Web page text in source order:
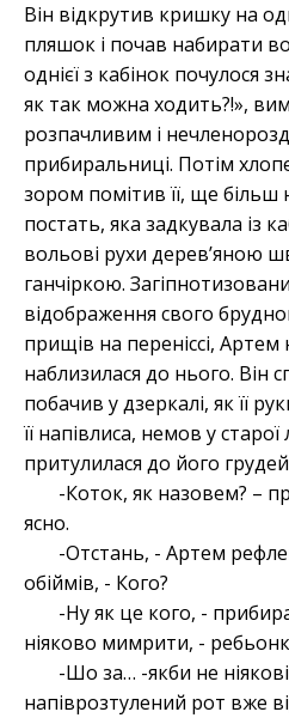
Він відкрутив кришку на
пляшок і почав набирати
однієї з кабінок почулося
як так можна ходить?!»,
розпачливим і
прибиральниці. Потім
зором помітив її, ще більш
постать, яка задкувала із
вольові рухи дерев’яною
ганчіркою.
відображення свого
прищів на переніссі,
наблизилася до нього. Він
побачив у дзеркалі, як її
її напівлиса, немов у
притулилася до його
-Коток, як назовем? –
ясно.
-Отстань, - Артем
обіймів, - Кого?
-Ну як це кого, -
ніяково мимрити, -
-Шо за… -якби не
напіврозтулений рот вже